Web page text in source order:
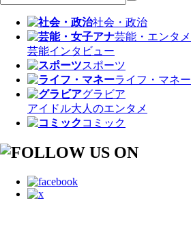
社会・政治
芸能・エンタメ
芸能インタビュー
スポーツ
ライフ・マネー
グラビア
アイドル大人のエンタメ
コミック